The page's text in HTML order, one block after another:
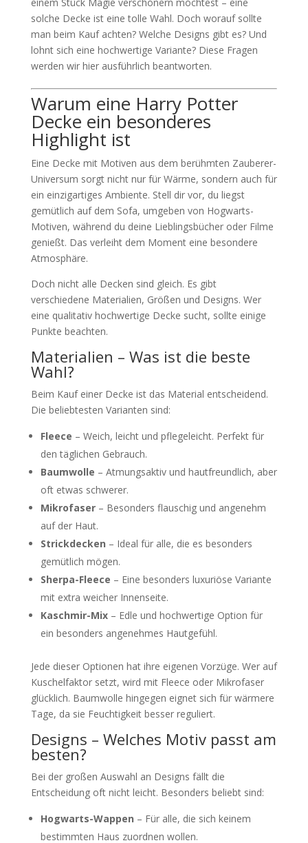
solche Decke ist eine tolle Wahl. Doch worauf sollte
man beim Kauf achten? Welche Designs gibt es? Und
lohnt sich eine hochwertige Variante? Diese Fragen
werden wir hier ausführlich beantworten.
Warum eine Harry Potter
Decke ein besonderes
Highlight ist
Eine Decke mit Motiven aus dem berühmten Zauberer-
Universum sorgt nicht nur für Wärme, sondern auch für
ein einzigartiges Ambiente. Stell dir vor, du liegst
gemütlich auf dem Sofa, umgeben von Hogwarts-
Motiven, während du deine Lieblingsbücher oder Filme
genießt. Das verleiht dem Moment eine besondere
Atmosphäre.
Doch nicht alle Decken sind gleich. Es gibt
verschiedene Materialien, Größen und Designs. Wer
eine qualitativ hochwertige Decke sucht, sollte einige
Punkte beachten.
Materialien – Was ist die beste
Wahl?
Beim Kauf einer Decke ist das Material entscheidend.
Die beliebtesten Varianten sind:
Fleece – Weich, leicht und pflegeleicht. Perfekt für
den täglichen Gebrauch.
Baumwolle – Atmungsaktiv und hautfreundlich, aber
oft etwas schwerer.
Mikrofaser– Besonders flauschig und angenehm
auf der Haut.
Strickdecken – Ideal für alle, die es besonders
gemütlich mögen.
Sherpa-Fleece – Eine besonders luxuriöse Variante
mit extra weicher Innenseite.
Kaschmir-Mix– Edle und hochwertige Option für
ein besonders angenehmes Hautgefühl.
Jede dieser Optionen hat ihre eigenen Vorzüge. Wer auf
Kuschelfaktor setzt, wird mit Fleece oder Mikrofaser
glücklich. Baumwolle hingegen eignet sich für wärmere
Tage, da sie Feuchtigkeit besser reguliert.
Designs – Welches Motiv passt am
besten?
Bei der großen Auswahl an Designs fällt die
Entscheidung oft nicht leicht. Besonders beliebt sind:
Hogwarts-Wappen – Für alle, die sich keinem
bestimmten Haus zuordnen wollen.